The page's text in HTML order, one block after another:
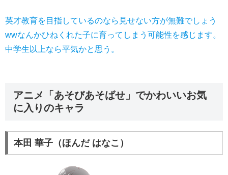
英才教育を目指しているのなら見せない方が無難でしょう
wwなんかひねくれた子に育ってしまう可能性を感じます。
中学生以上なら平気かと思う。
アニメ「あそびあそばせ」でかわいいお気
に入りのキャラ
本田 華子（ほんだ はなこ）